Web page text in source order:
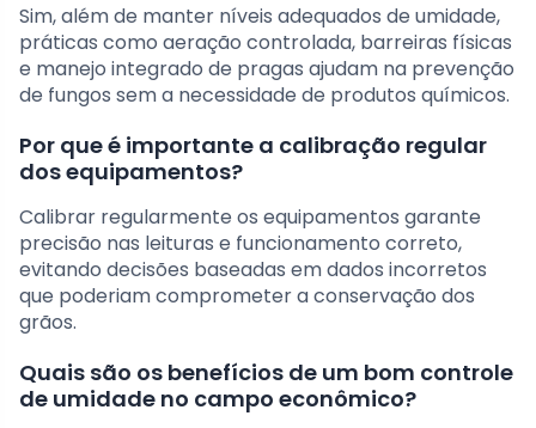
Sim, além de manter níveis adequados de umidade,
práticas como aeração controlada, barreiras físicas
e manejo integrado de pragas ajudam na prevenção
de fungos sem a necessidade de produtos químicos.
Por que é importante a calibração regular
dos equipamentos?
Calibrar regularmente os equipamentos garante
precisão nas leituras e funcionamento correto,
evitando decisões baseadas em dados incorretos
que poderiam comprometer a conservação dos
grãos.
Quais são os benefícios de um bom controle
de umidade no campo econômico?